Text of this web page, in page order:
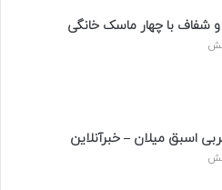
شفاف با چهار ماسک خانگی
اسبق میلان – خبرآنلاین